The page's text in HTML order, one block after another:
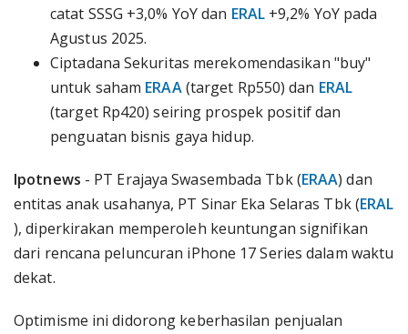
catat SSSG +3,0% YoY dan ERAL+9,2% YoY pada
Agustus 2025.
Ciptadana Sekuritas merekomendasikan "buy"
untuk saham ERAA(target Rp550) dan ERAL
(target Rp420) seiring prospek positif dan
penguatan bisnis gaya hidup.
Ipotnews - PT Erajaya Swasembada Tbk (ERAA) dan
entitas anak usahanya, PT Sinar Eka Selaras Tbk (ERAL
), diperkirakan memperoleh keuntungan signifikan
dari rencana peluncuran iPhone 17 Series dalam waktu
dekat.
Optimisme ini didorong keberhasilan penjualan